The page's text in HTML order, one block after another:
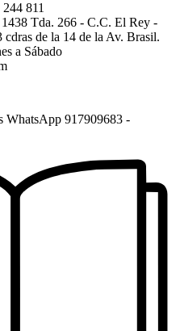
811
Tda. 266 - C.C. El Rey -
cdras de la 14 de la Av. Brasil.
a Sábado
WhatsApp 917909683 -